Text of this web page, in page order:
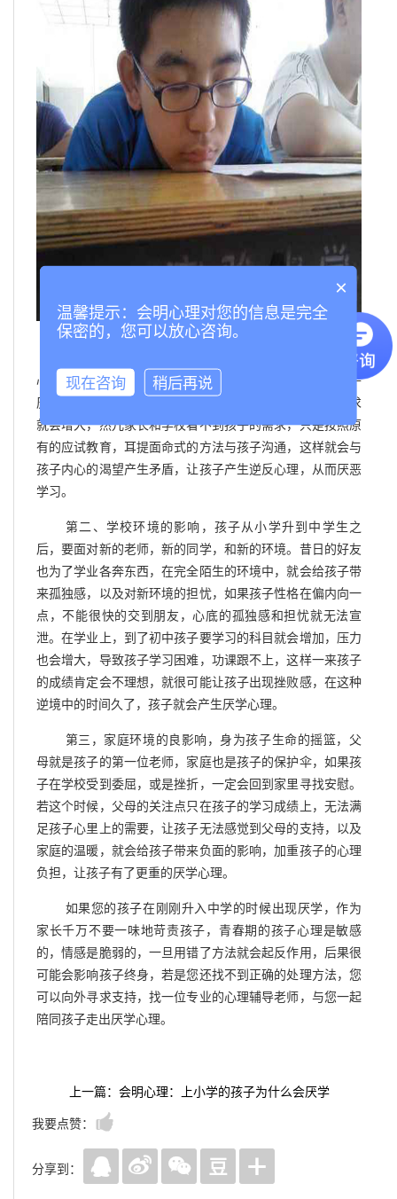
第一、进入初中的孩子临近青春期，这个时候孩子的
心理和生理上都会有很大的变化，这些变化很可能成为孩子
厌学的内在因素。孩子在进入青春期之后对自由空间的需求
就会增大，然儿家长和学校看不到孩子的需求，只是按照原
有的应试教育，耳提面命式的方法与孩子沟通，这样就会与
孩子内心的渴望产生矛盾，让孩子产生逆反心理，从而厌恶
学习。
第二、学校环境的影响，孩子从小学升到中学生之
后，要面对新的老师，新的同学，和新的环境。昔日的好友
也为了学业各奔东西，在完全陌生的环境中，就会给孩子带
来孤独感，以及对新环境的担忧，如果孩子性格在偏内向一
点，不能很快的交到朋友，心底的孤独感和担忧就无法宣
泄。在学业上，到了初中孩子要学习的科目就会增加，压力
也会增大，导致孩子学习困难，功课跟不上，这样一来孩子
的成绩肯定会不理想，就很可能让孩子出现挫败感，在这种
逆境中的时间久了，孩子就会产生厌学心理。
第三，家庭环境的良影响，身为孩子生命的摇篮，父
母就是孩子的第一位老师，家庭也是孩子的保护伞，如果孩
子在学校受到委屈，或是挫折，一定会回到家里寻找安慰。
若这个时候，父母的关注点只在孩子的学习成绩上，无法满
足孩子心里上的需要，让孩子无法感觉到父母的支持，以及
家庭的温暖，就会给孩子带来负面的影响，加重孩子的心理
负担，让孩子有了更重的厌学心理。
如果您的孩子在刚刚升入中学的时候出现厌学，作为
家长千万不要一味地苛责孩子，青春期的孩子心理是敏感
的，情感是脆弱的，一旦用错了方法就会起反作用，后果很
可能会影响孩子终身，若是您还找不到正确的处理方法，您
可以向外寻求支持，找一位专业的心理辅导老师，与您一起
陪同孩子走出厌学心理。
上一篇：会明心理：上小学的孩子为什么会厌学
我要点赞：
分享到：
×
温馨提示：会明心理对您的信息是完全
保密的，您可以放心咨询。
现在咨询 稍后再说